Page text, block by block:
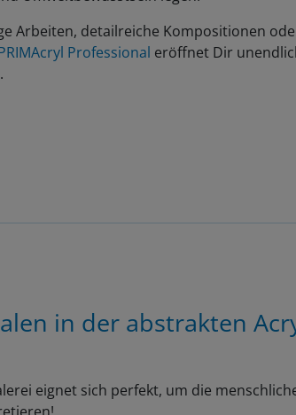
Arbeiten, detailreiche Kompositionen
Professional eröffnet Dir
in der abstrakten
eignet sich perfekt, um die